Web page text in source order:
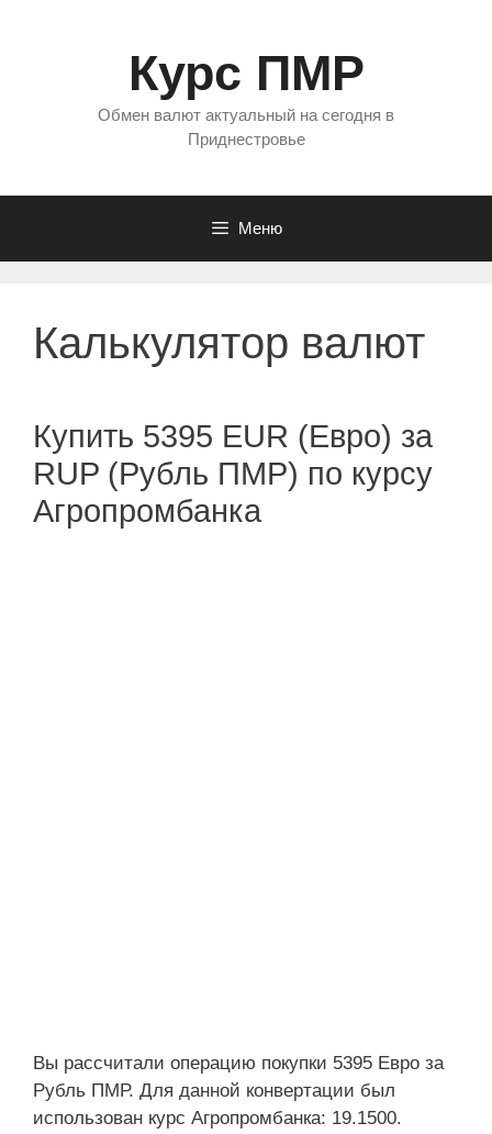
Курс ПМР
Обмен валют актуальный на сегодня в
Приднестровье
Меню
Калькулятор валют
Купить 5395 EUR (Евро) за
RUP (Рубль ПМР) по курсу
Агропромбанка
Вы рассчитали операцию покупки 5395 Евро за
Рубль ПМР. Для данной конвертации был
использован курс Агропромбанка: 19.1500.